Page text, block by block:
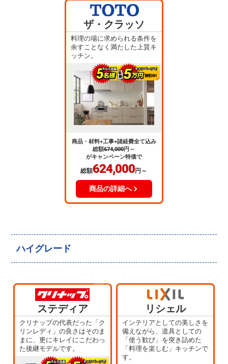
ザ・クラッソ
料理の場に求められる条件を
余すことなく満たした上質キ
ッチン。
商品・材料+工事+諸経費全て込み
総額674,000円～
がキャンペーン特価で
総額624,000円～
商品の詳細へ
ハイグレード
ステディア
クリナップの代表だった「ク
リンレディ」の良さはそのま
まに、更にキレイにこだわっ
た後継モデルです。
当店人気
リシェル
インテリアとしての美しさを
備えながら、道具としての
「使う歓び」を突き詰めた
「料理を楽しむ」キッチンで
す。